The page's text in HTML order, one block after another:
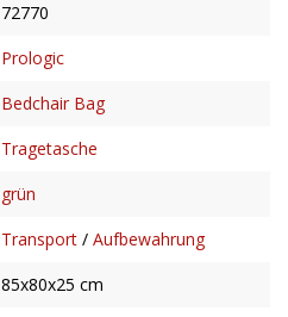
72770
Prologic
Bedchair Bag
Tragetasche
grün
Transport / Aufbewahrung
85x80x25 cm